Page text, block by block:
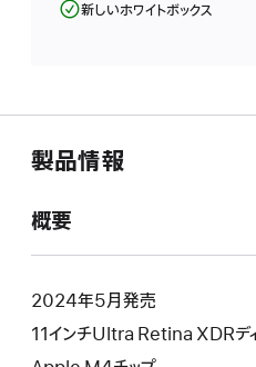
新しいホワイトボックス
製品情報
概要
2024年5月発売
11インチUltra Retina XDRデ